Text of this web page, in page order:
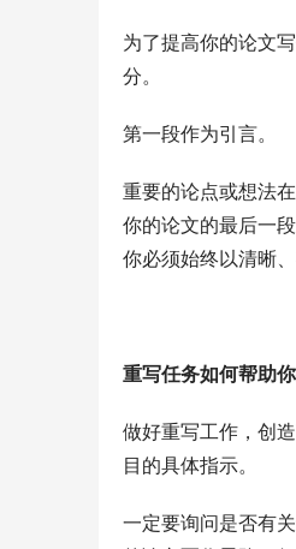
为了提高你的论文
分。
第一段作为引言。
重要的论点或想法
你的论文的最后一段
你必须始终以清晰
重写任务如何帮助
做好重写工作，创
目的具体指示。
一定要询问是否有